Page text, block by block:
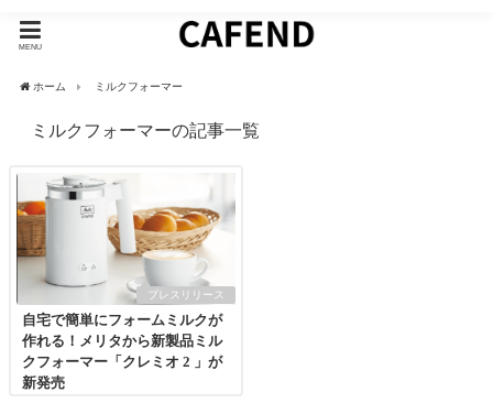
MENU
ホーム ミルクフォーマー
ミルクフォーマーの記事一覧
プレスリリース
自宅で簡単にフォームミルクが
作れる！メリタから新製品ミル
クフォーマー「クレミオ 2 」が
新発売